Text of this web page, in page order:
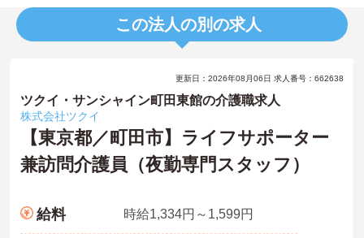
この法人の別の求人
更新日：2026年08月06日 求人番号：662638
ツクイ・サンシャイン町田東館の介護職求人
株式会社ツクイ
【東京都／町田市】ライフサポーター
兼訪問介護員（夜勤専門スタッフ）
給料 時給1,334円～1,599円